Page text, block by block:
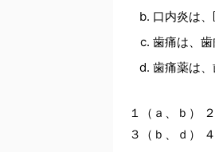
口内炎は
歯痛は、
歯痛薬は、
１（ａ、ｂ）
３（ｂ、ｄ）